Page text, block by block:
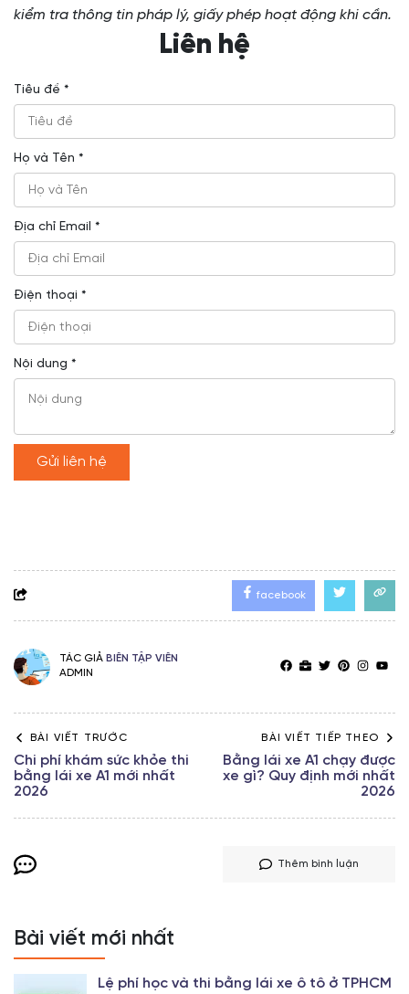
kiểm tra thông tin pháp lý, giấy phép hoạt động khi cần.
Liên hệ
Tiêu đề *
Họ và Tên *
Địa chỉ Email *
Điện thoại *
Nội dung *
Gửi liên hệ
facebook
TÁC GIẢ BIÊN TẬP VIÊN
ADMIN
BÀI VIẾT TRƯỚC
Chi phí khám sức khỏe thi
bằng lái xe A1 mới nhất
2026
BÀI VIẾT TIẾP THEO
Bằng lái xe A1 chạy được
xe gì? Quy định mới nhất
2026
Thêm bình luận
Bài viết mới nhất
Lệ phí học và thi bằng lái xe ô tô ở TPHCM